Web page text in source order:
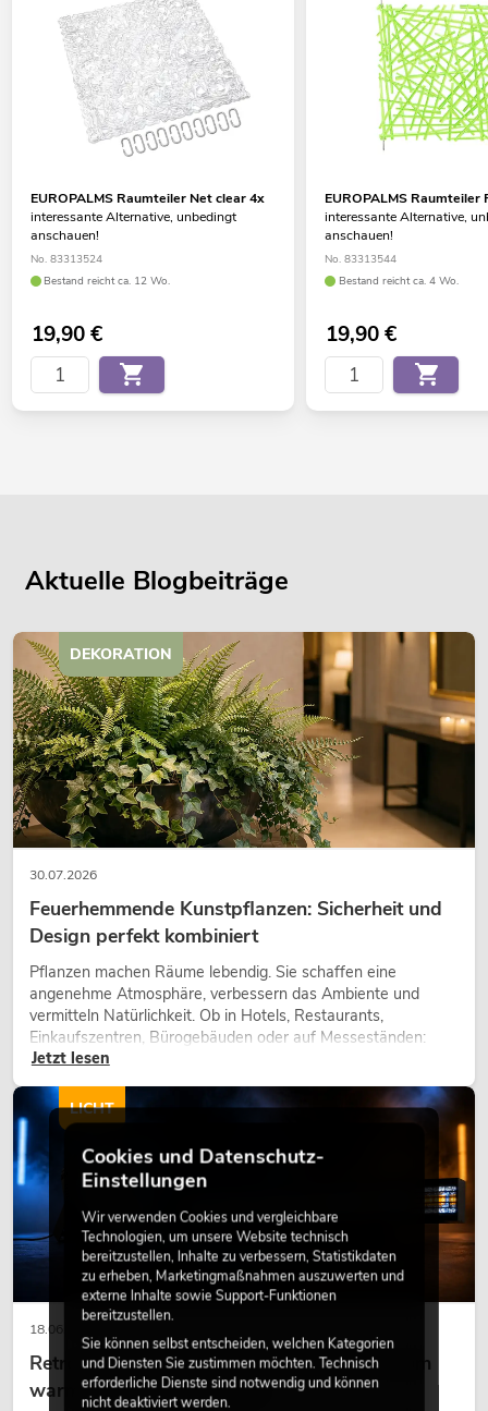
EUROPALMS Raumteiler Net clear 4x
interessante Alternative, unbedingt
anschauen!
No. 83313524
Bestand reicht ca. 12 Wo.
19,90€
EUROPALMS Raumteiler
interessante Alternative,
anschauen!
No. 83313544
Bestand reicht ca. 4 Wo.
19,90€
Aktuelle Blogbeiträge
30.07.2026
Feuerhemmende Kunstpflanzen: Sicherheit und
Design perfekt kombiniert
Pflanzen machen Räume lebendig. Sie schaffen eine
angenehme Atmosphäre, verbessern das Ambiente und
vermitteln Natürlichkeit. Ob in Hotels, Restaurants,
Einkaufszentren, Bürogebäuden oder auf Messeständen:
eine hochwertige Begrünung gehört heute längst zum
Jetzt lesen
DEKORATION
18.06.2026
Retro-Licht im modernen Lichtdesign: Warum
warmes Licht wieder wirkt
LICHT
Cookies und Datenschutz-
Einstellungen
Wir verwenden Cookies und vergleichbare
Technologien, um unsere Website technisch
bereitzustellen, Inhalte zu verbessern, Statistikdaten
zu erheben, Marketingmaßnahmen auszuwerten und
externe Inhalte sowie Support-Funktionen
bereitzustellen.
Sie können selbst entscheiden, welchen Kategorien
und Diensten Sie zustimmen möchten. Technisch
erforderliche Dienste sind notwendig und können
nicht deaktiviert werden.